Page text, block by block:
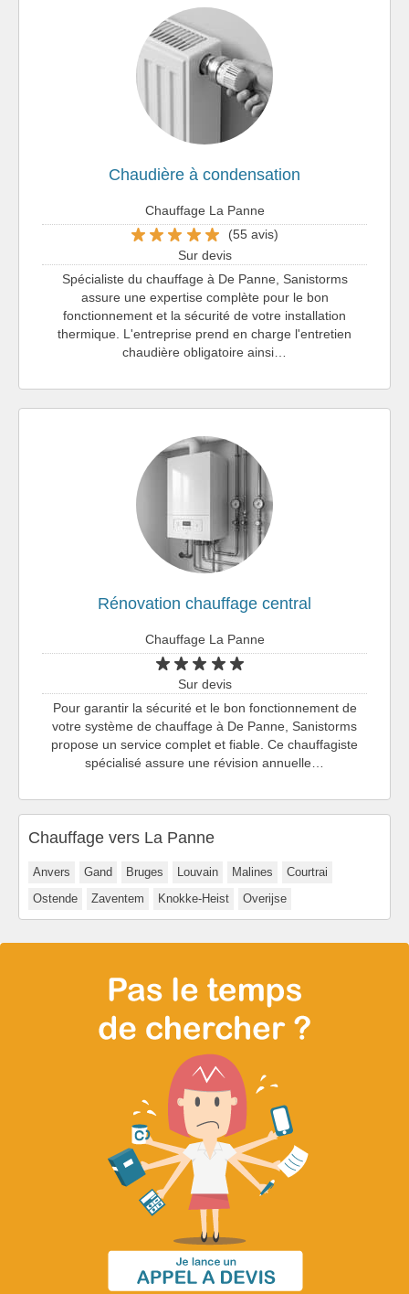
Chaudière à condensation
Chauffage La Panne
(55 avis)
Sur devis
Spécialiste du chauffage à De Panne, Sanistorms
assure une expertise complète pour le bon
fonctionnement et la sécurité de votre installation
thermique. L'entreprise prend en charge l'entretien
chaudière obligatoire ainsi…
Rénovation chauffage central
Chauffage La Panne
Sur devis
Pour garantir la sécurité et le bon fonctionnement de
votre système de chauffage à De Panne, Sanistorms
propose un service complet et fiable. Ce chauffagiste
spécialisé assure une révision annuelle…
Chauffage vers La Panne
Anvers Gand Bruges Louvain Malines
Courtrai
Ostende
Zaventem Knokke-Heist Overijse